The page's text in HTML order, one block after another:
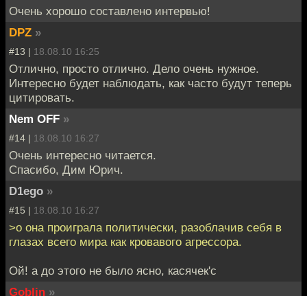
Очень хорошо составлено интервью!
DPZ »
#13 | 18.08.10 16:25
Отлично, просто отлично. Дело очень нужное.
Интересно будет наблюдать, как часто будут теперь
цитировать.
Nem OFF »
#14 | 18.08.10 16:27
Очень интересно читается.
Спасибо, Дим Юрич.
D1ego »
#15 | 18.08.10 16:27
>о она проиграла политически, разоблачив себя в
глазах всего мира как кровавого агрессора.
Ой! а до этого не было ясно, касячек'c
Goblin »